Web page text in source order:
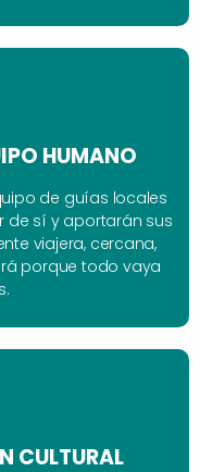
HUMANO
de guías locales
de sí y aportarán sus
viajera, cercana,
porque todo vaya
CULTURAL